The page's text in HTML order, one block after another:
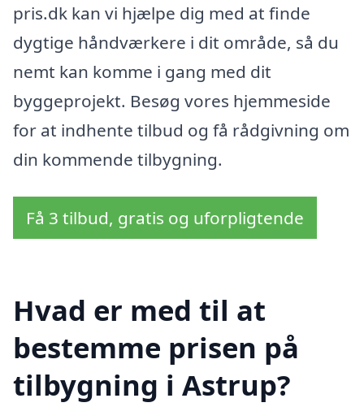
pris.dk kan vi hjælpe dig med at finde
dygtige håndværkere i dit område, så du
nemt kan komme i gang med dit
byggeprojekt. Besøg vores hjemmeside
for at indhente tilbud og få rådgivning om
din kommende tilbygning.
Få 3 tilbud, gratis og uforpligtende
Hvad er med til at
bestemme prisen på
tilbygning i Astrup?